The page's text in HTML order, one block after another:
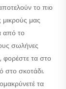
το πιο
μας
από το
σωλήνες
φορέστε τα στο
στο σκοτάδι.
τα